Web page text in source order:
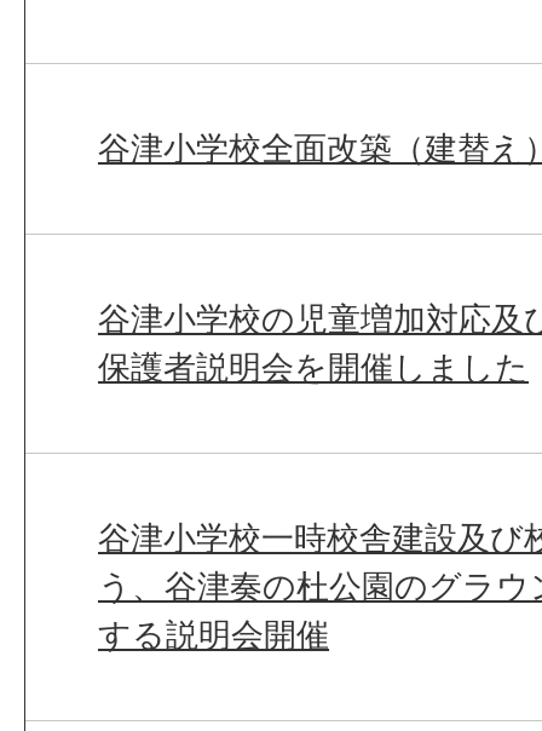
谷津小学校全面改築（建替え
谷津小学校の児童増加対応及
保護者説明会を開催しました
谷津小学校一時校舎建設及び
う、谷津奏の杜公園のグラ
する説明会開催